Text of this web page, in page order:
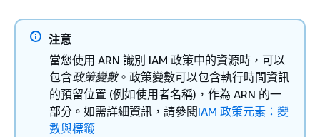
注意
當您使用 ARN 識別 IAM 政策中的資源時，可以
包含政策變數。政策變數可以包含執行時間資訊
的預留位置 (例如使用者名稱)，作為 ARN 的一
部分。如需詳細資訊，請參閱IAM 政策元素：變
數與標籤